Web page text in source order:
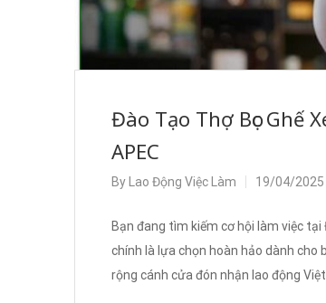
Đào Tạo Thợ Bọc Ghế
APEC
By Lao Động Việc Làm 19/04/2025
Bạn đang tìm kiếm cơ hội làm việc
chính là lựa chọn hoàn hảo dành cho
rộng cánh cửa đón nhận lao động